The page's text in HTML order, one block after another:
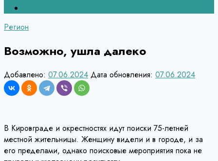
Регион
Возможно, ушла далеко
Добавлено: 07.06.2024 Дата обновления: 07.06.2024
В Кировграде и окрестностях идут поиски 75-летней
местной жительницы. Женщину видели и в городе, и за
его пределами, однако поисковые мероприятия пока не